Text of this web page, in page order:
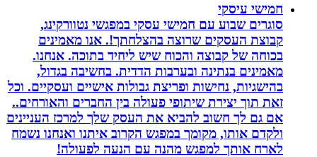
חמישי עיסקי
סוגרים שבוע עם חמישי עסקי במפגשי נטוורקינג,
קבוצת העסקים שרוצה בהצלחתך!. אנו מאמינים
בכוחה של קבוצה והכוח שיש ליחיד בתוכה. אנחנו.
מאמינים בנתינה ובערבות הדדית. בחשיבה בגדול,
בהישגיות, נחישות ופריצת גבולות אישיים ועסקיים. וכל
זאת תוך יצירת שיתופי פעולה בין החברים והאורחים..
אם גם לך חשוב להביא את העסק שלך למרכז העניינים
ולקדם אותו, מקומך במפגש הקרוב איתנו ואנחנו נשמח
לארח אותך למפגש מהנה עם הנעה לפעולה!